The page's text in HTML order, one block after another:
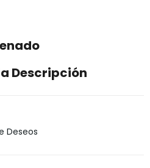
Descripción
Deseos